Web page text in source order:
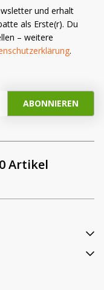
Artikel
und erhalt
als Erste(r). Du
– weitere
.